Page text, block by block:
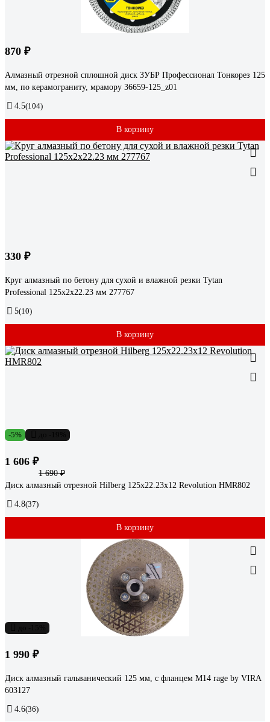
870 ₽
Алмазный отрезной сплошной диск ЗУБР Профессионал Тонкорез 125
мм, по керамограниту, мрамору 36659-125_z01
4.5(104)
В корзину
330 ₽
Круг алмазный по бетону для сухой и влажной резки Tytan
Professional 125x2x22.23 мм 277767
5(10)
В корзину
-5%
1 606 ₽
1 690 ₽
Диск алмазный отрезной Hilberg 125x22.23x12 Revolution HMR802
4.8(37)
В корзину
1 990 ₽
Диск алмазный гальванический 125 мм, с фланцем М14 rage by VIRA
603127
4.6(36)